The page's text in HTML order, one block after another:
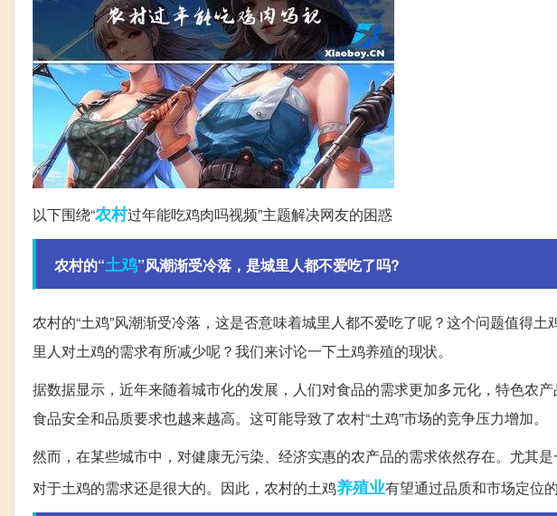
以下围绕“农村过年能吃鸡肉吗视频”主题解决网友的困惑
农村的“土鸡”风潮渐受冷落，是城里人都不爱吃了吗?
农村的“土鸡”风潮渐受冷落，这是否意味着城里人都不爱吃了呢？这个问题值得
里人对土鸡的需求有所减少呢？我们来讨论一下土鸡养殖的现状。
据数据显示，近年来随着城市化的发展，人们对食品的需求更加多元化，特色农
食品安全和品质要求也越来越高。这可能导致了农村“土鸡”市场的竞争压力增加。
然而，在某些城市中，对健康无污染、经济实惠的农产品的需求依然存在。尤其
对于土鸡的需求还是很大的。因此，农村的土鸡养殖业有望通过品质和市场定位